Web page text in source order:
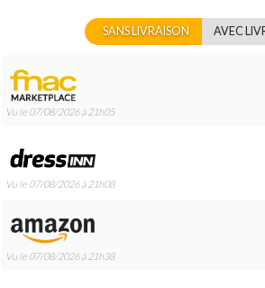
SANS LIVRAISON AVEC
Vu le 07/08/2026 à 21h05
Vu le 07/08/2026 à 21h08
Vu le 07/08/2026 à 21h38